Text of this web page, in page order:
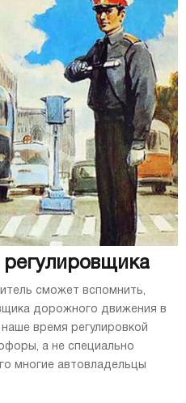
сможет вспомнить,
дорожного движения в
время регулировкой
а не специально
многие автовладельцы